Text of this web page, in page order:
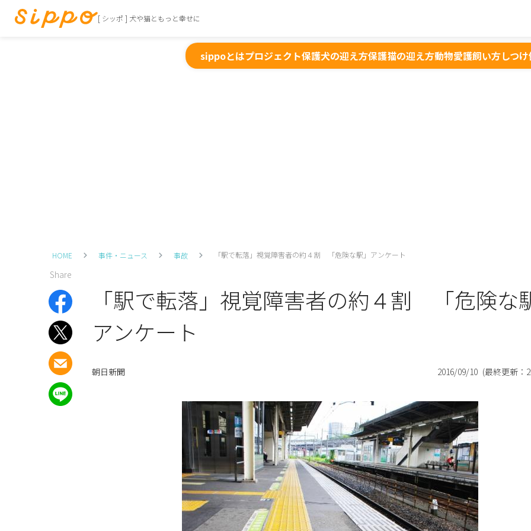
[ シッポ ] 犬や猫ともっと幸せに
sippoとはプロジェクト保護犬の迎え方保護猫の迎え方動物愛護飼い方しつけ
HOME 事件・ニュース 事故 「駅で転落」視覚障害者の約４割 「危険な駅」アンケート
Share
「駅で転落」視覚障害者の約４割 「危険な
アンケート
朝日新聞 2016/09/10 (最終更新：